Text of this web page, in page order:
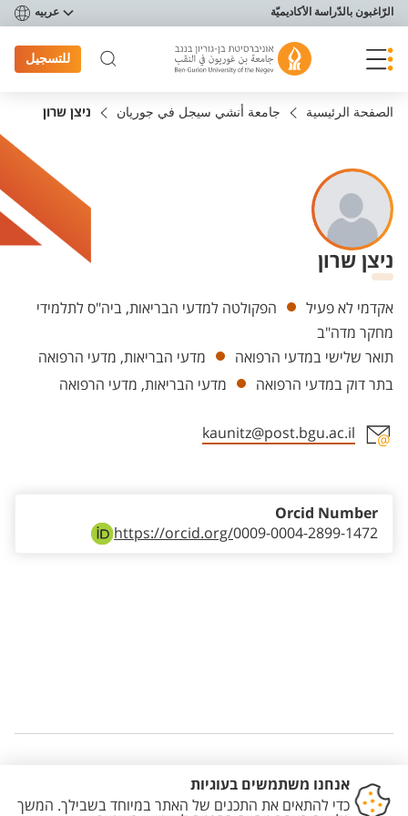
תפריט נגישות
الرّاغبون بالدّراسة الأكاديميّة عربيه
للتسجيل
الصفحة الرئيسية جامعة أنشي سيجل في جوريان ניצן שרון
ניצן שרון
Departments
אקדמי לא פעיל
הפקולטה למדעי הבריאות, ביה"ס לתלמידי
מחקר מדה"ב
תואר שלישי במדעי הרפואה
מדעי הבריאות, מדעי הרפואה
בתר דוק במדעי הרפואה
מדעי הבריאות, מדעי הרפואה
kaunitz@post.bgu.ac.il
https://orcid.org/0009-0004-2899-1472
Orcid Number